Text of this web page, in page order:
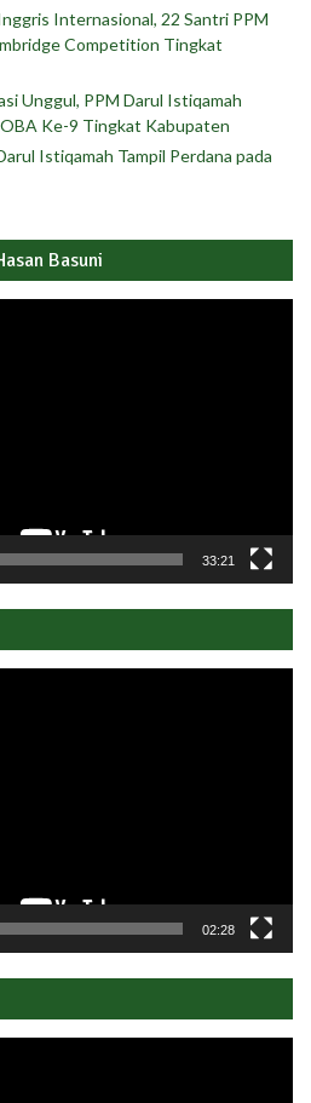
Internasional, 22 Santri PPM
Competition Tingkat
Unggul, PPM Darul Istiqamah
Ke-9 Tingkat Kabupaten
Istiqamah Tampil Perdana pada
Basuni
33:21
02:28